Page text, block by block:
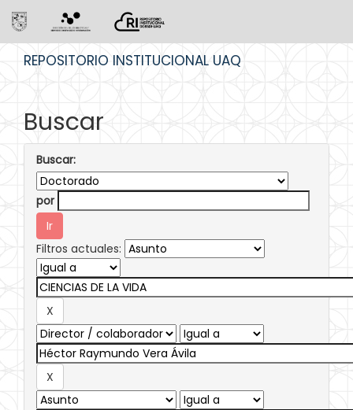
REPOSITORIO INSTITUCIONAL UAQ
Buscar
Buscar:
por
Filtros actuales: